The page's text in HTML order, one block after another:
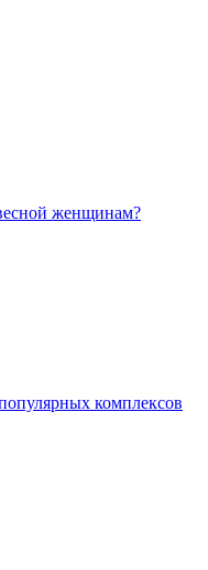
женщинам?
комплексов